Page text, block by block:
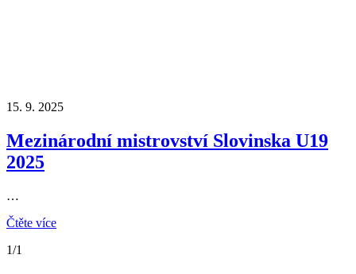
15. 9. 2025
Mezinárodní mistrovství Slovinska U19
2025
…
Čtěte více
1/1